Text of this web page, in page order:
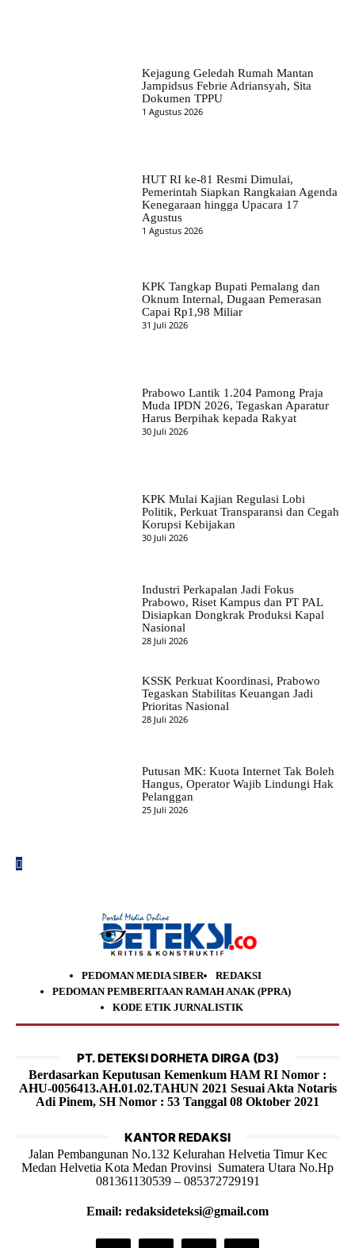
Kejagung Geledah Rumah Mantan
Jampidsus Febrie Adriansyah, Sita
Dokumen TPPU
1 Agustus 2026
HUT RI ke-81 Resmi Dimulai,
Pemerintah Siapkan Rangkaian Agenda
Kenegaraan hingga Upacara 17
Agustus
1 Agustus 2026
KPK Tangkap Bupati Pemalang dan
Oknum Internal, Dugaan Pemerasan
Capai Rp1,98 Miliar
31 Juli 2026
Prabowo Lantik 1.204 Pamong Praja
Muda IPDN 2026, Tegaskan Aparatur
Harus Berpihak kepada Rakyat
30 Juli 2026
KPK Mulai Kajian Regulasi Lobi
Politik, Perkuat Transparansi dan Cegah
Korupsi Kebijakan
30 Juli 2026
Industri Perkapalan Jadi Fokus
Prabowo, Riset Kampus dan PT PAL
Disiapkan Dongkrak Produksi Kapal
Nasional
28 Juli 2026
KSSK Perkuat Koordinasi, Prabowo
Tegaskan Stabilitas Keuangan Jadi
Prioritas Nasional
28 Juli 2026
Putusan MK: Kuota Internet Tak Boleh
Hangus, Operator Wajib Lindungi Hak
Pelanggan
25 Juli 2026
PEDOMAN MEDIA SIBER
REDAKSI
PEDOMAN PEMBERITAAN RAMAH ANAK (PPRA)
KODE ETIK JURNALISTIK
PT. DETEKSI DORHETA DIRGA (D3)
Berdasarkan Keputusan Kemenkum HAM RI Nomor :
AHU-0056413.AH.01.02.TAHUN 2021 Sesuai Akta Notaris
Adi Pinem, SH Nomor : 53 Tanggal 08 Oktober 2021
KANTOR REDAKSI
Jalan Pembangunan No.132 Kelurahan Helvetia Timur Kec
Medan Helvetia Kota Medan Provinsi Sumatera Utara No.Hp
081361130539 – 085372729191
Email: redaksideteksi@gmail.com